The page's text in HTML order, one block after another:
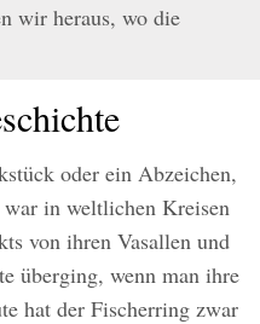
wir heraus, wo die
oder ein Abzeichen,
war in weltlichen Kreisen
von ihren Vasallen und
überging, wenn man ihre
hat der Fischerring zwar